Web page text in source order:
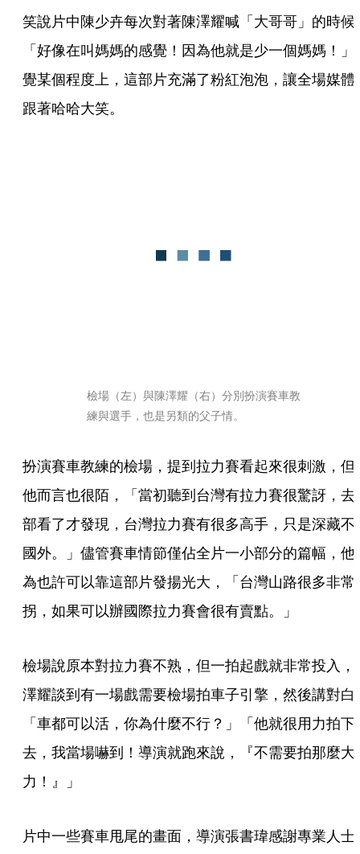
笑說片中陳少卉每次對著陳澤耀喊「大哥哥」的時候
「好像在叫媽媽的感覺！因為他就是少一個媽媽！」
覺某個程度上，這部片充滿了粉紅泡泡，讓全場媒體
跟著哈哈大笑。
檢場（左）與陳澤耀（右）分別扮演賽車教
練與選手，也是另類的父子情。
扮演賽車教練的檢場，提到拉力賽看起來很刺激，但
他而言也很陌，「當初聽到台灣有拉力賽很驚訝，去
部看了才發現，台灣拉力賽有很多高手，只是深藏不
國外。」儘管賽車情節僅佔全片一小部分的篇幅，他
為也許可以靠這部片發揚光大，「台灣山路很多非常
拐，如果可以辦國際拉力賽會很有賣點。」
檢場說原本對拉力賽不熟，但一拍起戲就非常投入，
澤耀談到有一場戲需要檢場拍車子引擎，然後講對白
「車都可以活，你為什麼不行？」「他就很用力拍下
去，我當場嚇到！導演就跑來說，『不需要拍那麼大
力！』」
片中一些賽車甩尾的畫面，導演張書瑋感謝專業人士